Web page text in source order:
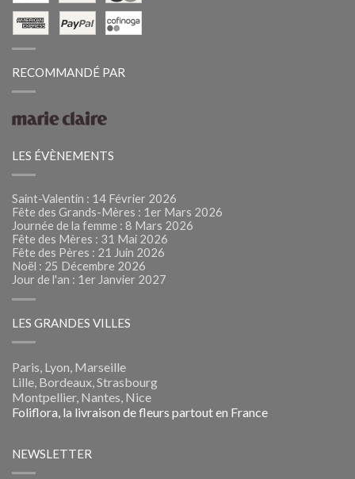
RECOMMANDÉ PAR
LES ÉVÈNEMENTS
Saint-Valentin : 14 Février 2026
Fête des Grands-Mères : 1er Mars 2026
Journée de la femme : 8 Mars 2026
Fête des Mères : 31 Mai 2026
Fête des Pères : 21 Juin 2026
Noël : 25 Décembre 2026
Jour de l'an : 1er Janvier 2027
LES GRANDES VILLES
Paris, Lyon, Marseille
Lille, Bordeaux, Strasbourg
Montpellier, Nantes, Nice
Foliflora, la livraison de fleurs partout en France
NEWSLETTER